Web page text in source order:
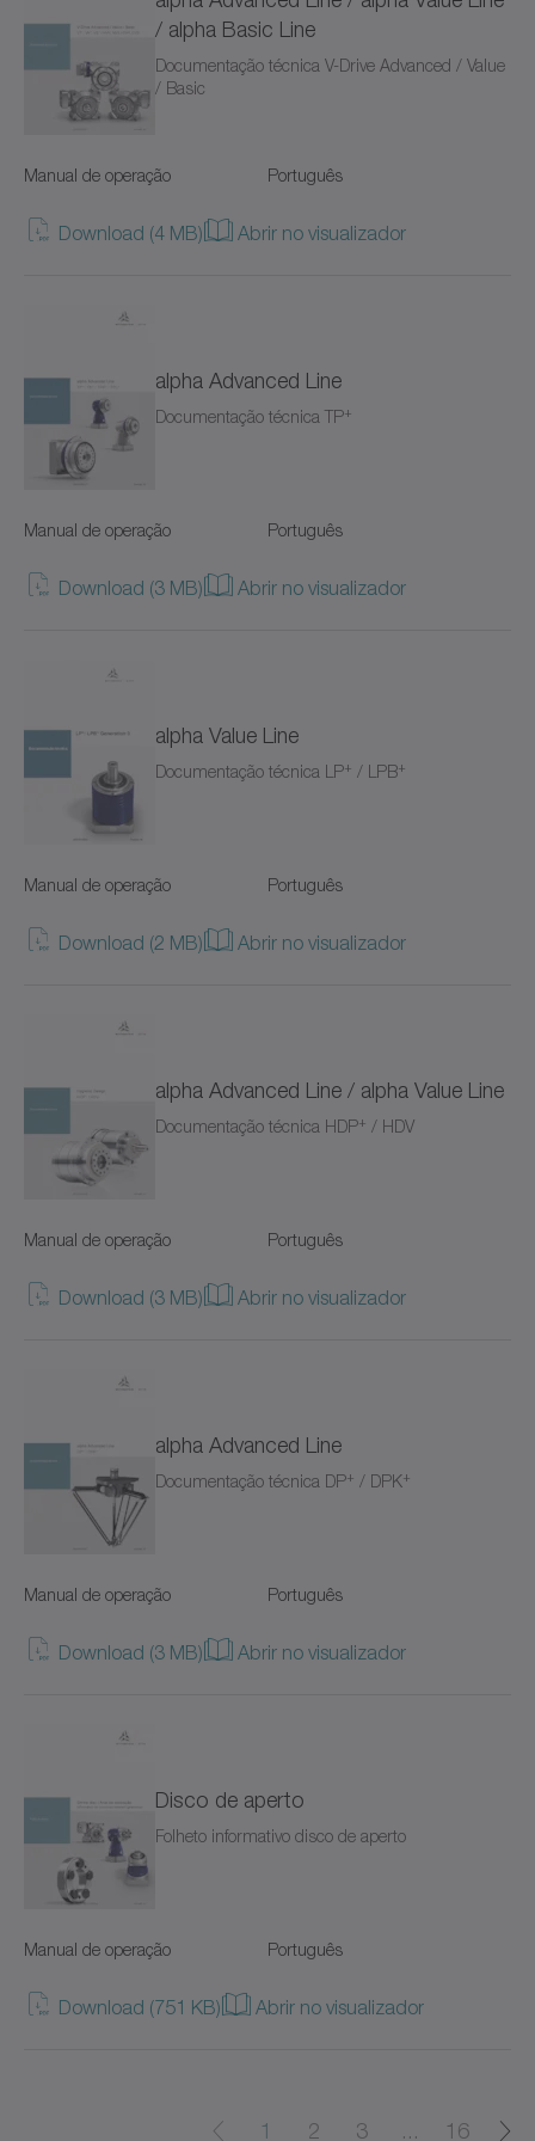
Redutores especiais
SC+
SK+
SP+
SPC+
Separador LUS
Sistemas com dentes retos
TPM+ DYNAMIC
TPM+ HIGH TORQUE
TPM+ POWER
VH+
VS+
XPC+
cyber dynamic system
cyber iTAS system
cyber iTAS system 2
cyber power motor AF/AFW
cyber power supply
cyber torque motor
cyber dynamic motor
cyber ex motor
cyber force actuator MA/MG
/ alpha Basic Line
Documentação técnica V-Drive Advanced / Value
/ Basic
Manual de operação Português
Download (4 MB) Abrir no visualizador
alpha Advanced Line
Documentação técnica TP+
Manual de operação Português
Download (3 MB) Abrir no visualizador
alpha Value Line
Documentação técnica LP+ / LPB+
Manual de operação Português
Download (2 MB) Abrir no visualizador
alpha Advanced Line / alpha Value Line
Documentação técnica HDP+ / HDV
Manual de operação Português
Download (3 MB) Abrir no visualizador
alpha Advanced Line
Documentação técnica DP+ / DPK+
Manual de operação Português
Download (3 MB) Abrir no visualizador
Disco de aperto
Folheto informativo disco de aperto
Manual de operação Português
Download (751 KB) Abrir no visualizador
1 2 3 ... 16